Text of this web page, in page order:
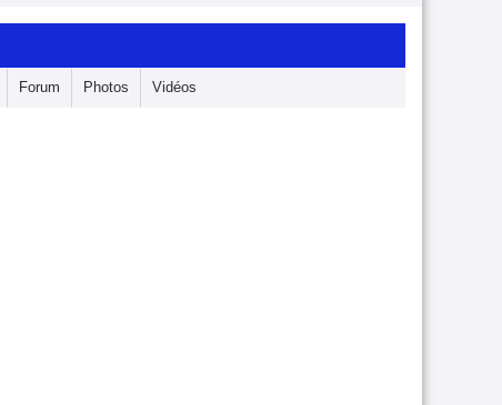
Forum Photos Vidéos